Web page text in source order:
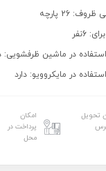
26 پارچه
6نفر
در ماشین ظرفشویی:
در مایکروویو: دارد
تحویل
امکان
پرداخت در
محل